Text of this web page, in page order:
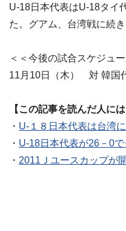
U-18日本代表はU-18タイ
た。グアム、台湾戦に続
＜＜今後の試合スケジュ
11月10日（木） 対 韓国
【この記事を読んだ人に
・ U-１８日本代表は台湾
・ U-18日本代表が26－0
・ 2011Ｊユースカップが